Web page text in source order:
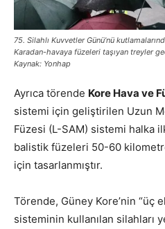
75. Silahlı Kuvvetler Günü’nü
Karadan-havaya füzeleri taşıyan treyler
Kaynak: Yonhap
Ayrıca törende Kore Hava ve
sistemi için geliştirilen Uzun
Füzesi (L-SAM) sistemi halka
balistik füzeleri 50-60
için tasarlanmıştır.
Törende, Güney Kore’nin “üç
sisteminin kullanılan silahları